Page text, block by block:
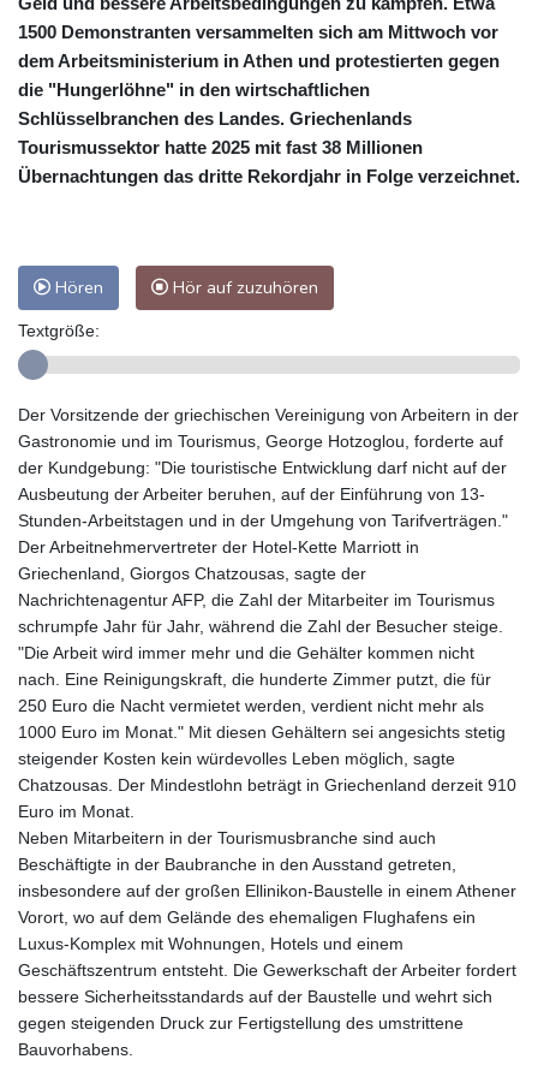
1500 Demonstranten versammelten sich am Mittwoch vor
dem Arbeitsministerium in Athen und protestierten gegen
die "Hungerlöhne" in den wirtschaftlichen
Schlüsselbranchen des Landes. Griechenlands
Tourismussektor hatte 2025 mit fast 38 Millionen
Übernachtungen das dritte Rekordjahr in Folge verzeichnet.
Hören Hör auf zuzuhören
Textgröße:
Der Vorsitzende der griechischen Vereinigung von Arbeitern in der
Gastronomie und im Tourismus, George Hotzoglou, forderte auf
der Kundgebung: "Die touristische Entwicklung darf nicht auf der
Ausbeutung der Arbeiter beruhen, auf der Einführung von 13-
Stunden-Arbeitstagen und in der Umgehung von Tarifverträgen."
Der Arbeitnehmervertreter der Hotel-Kette Marriott in
Griechenland, Giorgos Chatzousas, sagte der
Nachrichtenagentur AFP, die Zahl der Mitarbeiter im Tourismus
schrumpfe Jahr für Jahr, während die Zahl der Besucher steige.
"Die Arbeit wird immer mehr und die Gehälter kommen nicht
nach. Eine Reinigungskraft, die hunderte Zimmer putzt, die für
250 Euro die Nacht vermietet werden, verdient nicht mehr als
1000 Euro im Monat." Mit diesen Gehältern sei angesichts stetig
steigender Kosten kein würdevolles Leben möglich, sagte
Chatzousas. Der Mindestlohn beträgt in Griechenland derzeit 910
Euro im Monat.
Neben Mitarbeitern in der Tourismusbranche sind auch
Beschäftigte in der Baubranche in den Ausstand getreten,
insbesondere auf der großen Ellinikon-Baustelle in einem Athener
Vorort, wo auf dem Gelände des ehemaligen Flughafens ein
Luxus-Komplex mit Wohnungen, Hotels und einem
Geschäftszentrum entsteht. Die Gewerkschaft der Arbeiter fordert
bessere Sicherheitsstandards auf der Baustelle und wehrt sich
gegen steigenden Druck zur Fertigstellung des umstrittene
Bauvorhabens.